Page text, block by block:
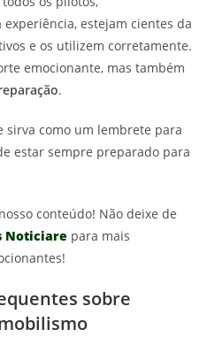
estejam cientes da
e os utilizem corretamente.
emocionante, mas também
.
sirva como um lembrete para
estar sempre preparado para
conteúdo! Não deixe de
Noticiare para mais
sobre